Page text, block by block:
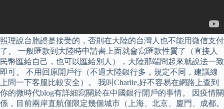
照理說台胞證是接受的，否則在大陸的台灣人也不能用微信支付
了。 一般匯款到大陸時申請書上面就會寫匯款性質了（直接人
民幣匯給自己，也可以匯給別人），大陸那端問起來就說法一致
即可。 不用回原開戶行（不過大陸銀行多，規定不同，建議線
上問一下客服比較安全）。 我叫Charlie,好不容易在網路上查到
你的微時代blog有詳細寫關於在中國銀行開戶的事情。 因疫情關
係，目前兩岸直航僅限定幾個城市（上海、北京、廈門、成都。